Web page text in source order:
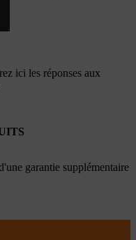
ici les réponses aux
garantie supplémentaire